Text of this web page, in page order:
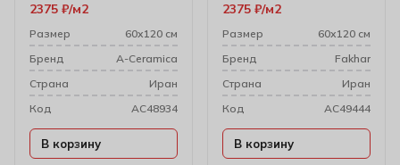
2375 ₽ м2
Размер
60х120 см
Бренд
A-Ceramica
Cтрана
Иран
Код
AC48934
В корзину
61w1212a
2375 ₽ м2
Размер
60х120 см
Бренд
Fakhar
Cтрана
Иран
Код
AC49444
В корзину